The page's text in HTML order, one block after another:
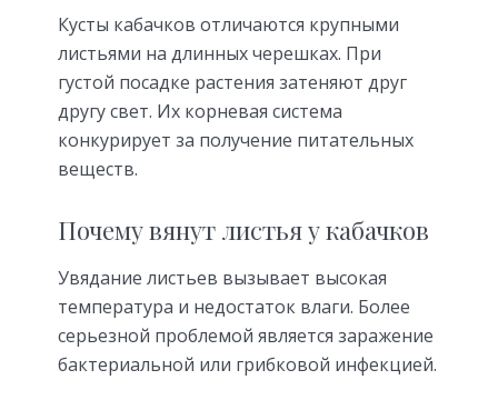
Кусты кабачков отличаются крупными
листьями на длинных черешках. При
густой посадке растения затеняют друг
другу свет. Их корневая система
конкурирует за получение питательных
веществ.
Почему вянут листья у кабачков
Увядание листьев вызывает высокая
температура и недостаток влаги. Более
серьезной проблемой является заражение
бактериальной или грибковой инфекцией.